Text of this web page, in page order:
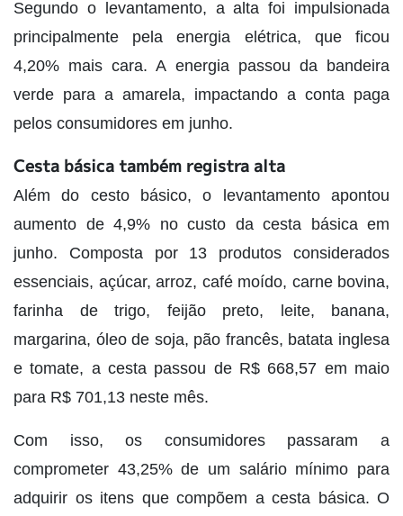
Segundo o levantamento, a alta foi impulsionada
principalmente pela energia elétrica, que ficou
4,20% mais cara. A energia passou da bandeira
verde para a amarela, impactando a conta paga
pelos consumidores em junho.
Cesta básica também registra alta
Além do cesto básico, o levantamento apontou
aumento de 4,9% no custo da cesta básica em
junho. Composta por 13 produtos considerados
essenciais, açúcar, arroz, café moído, carne bovina,
farinha de trigo, feijão preto, leite, banana,
margarina, óleo de soja, pão francês, batata inglesa
e tomate, a cesta passou de R$ 668,57 em maio
para R$ 701,13 neste mês.
Com isso, os consumidores passaram a
comprometer 43,25% de um salário mínimo para
adquirir os itens que compõem a cesta básica. O